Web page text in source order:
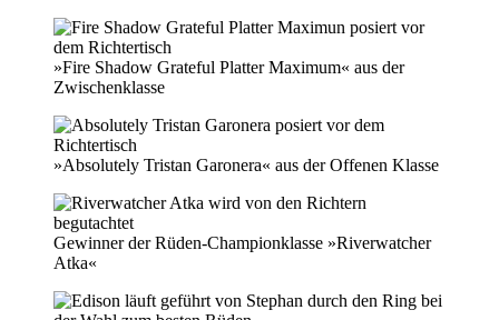
»Fire Shadow Grateful Platter Maximum« aus der
Zwischenklasse
»Absolutely Tristan Garonera« aus der Offenen Klasse
Gewinner der Rüden-Championklasse »Riverwatcher
Atka«